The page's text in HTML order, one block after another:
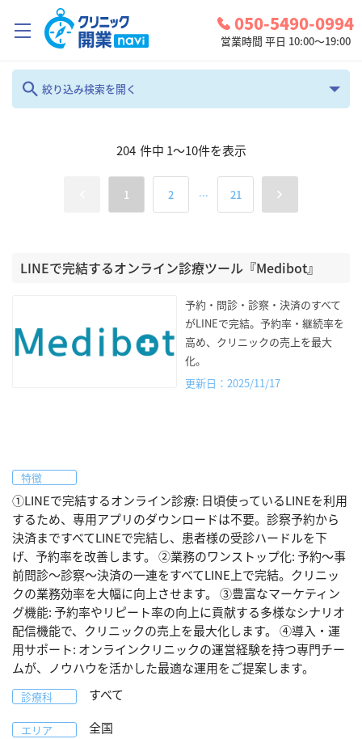
050-5490-0994
営業時間 平日 10:00～19:00
絞り込み検索を開く
診療科
検索
204 件中 1～10件を表示
1 2 ... 21
LINEで完結するオンライン診療ツール『Medibot』
予約・問診・診察・決済のすべて
がLINEで完結。予約率・継続率を
高め、クリニックの売上を最大
化。
更新日：2025/11/17
特徴
①LINEで完結するオンライン診療: 日頃使っているLINEを利用
するため、専用アプリのダウンロードは不要。診察予約から
決済まですべてLINEで完結し、患者様の受診ハードルを下
げ、予約率を改善します。 ②業務のワンストップ化: 予約〜事
前問診〜診察〜決済の一連をすべてLINE上で完結。クリニッ
クの業務効率を大幅に向上させます。 ③豊富なマーケティン
グ機能: 予約率やリピート率の向上に貢献する多様なシナリオ
配信機能で、クリニックの売上を最大化します。 ④導入・運
用サポート: オンラインクリニックの運営経験を持つ専門チー
ムが、ノウハウを活かした最適な運用をご提案します。
診療科 すべて
エリア 全国
クリニック開業ナビとは？
コンシェルジュサービス
ログイン